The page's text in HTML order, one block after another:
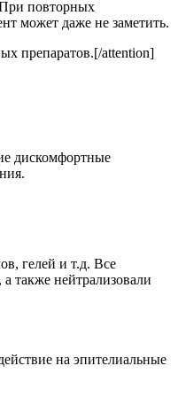
При повторных
может даже не заметить.
препаратов.[/attention]
дискомфортные
гелей и т.д. Все
также нейтрализовали
на эпителиальные